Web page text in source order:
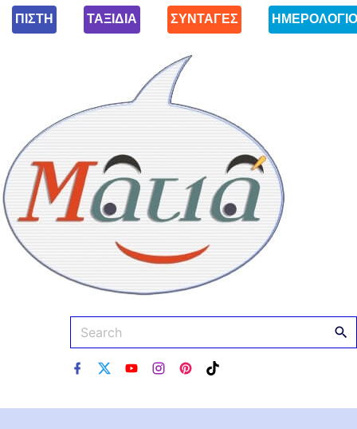
ΠΙΣΤΗ ΤΑΞΙΔΙΑ ΣΥΝΤΑΓΕΣ ΗΜΕΡΟΛΟΓΙΟ